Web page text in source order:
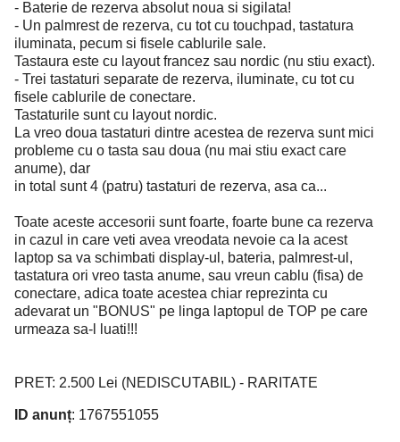
- Baterie de rezerva absolut noua si sigilata!
- Un palmrest de rezerva, cu tot cu touchpad, tastatura
iluminata, pecum si fisele cablurile sale.
Tastaura este cu layout francez sau nordic (nu stiu exact).
- Trei tastaturi separate de rezerva, iluminate, cu tot cu
fisele cablurile de conectare.
Tastaturile sunt cu layout nordic.
La vreo doua tastaturi dintre acestea de rezerva sunt mici
probleme cu o tasta sau doua (nu mai stiu exact care
anume), dar
in total sunt 4 (patru) tastaturi de rezerva, asa ca...
Toate aceste accesorii sunt foarte, foarte bune ca rezerva
in cazul in care veti avea vreodata nevoie ca la acest
laptop sa va schimbati display-ul, bateria, palmrest-ul,
tastatura ori vreo tasta anume, sau vreun cablu (fisa) de
conectare, adica toate acestea chiar reprezinta cu
adevarat un "BONUS" pe linga laptopul de TOP pe care
urmeaza sa-l luati!!!
PRET: 2.500 Lei (NEDISCUTABIL) - RARITATE
ID anunț: 1767551055